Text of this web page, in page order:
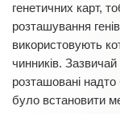
генетичних карт,
розташування
використовують
чинників.
розташовані
було встановити